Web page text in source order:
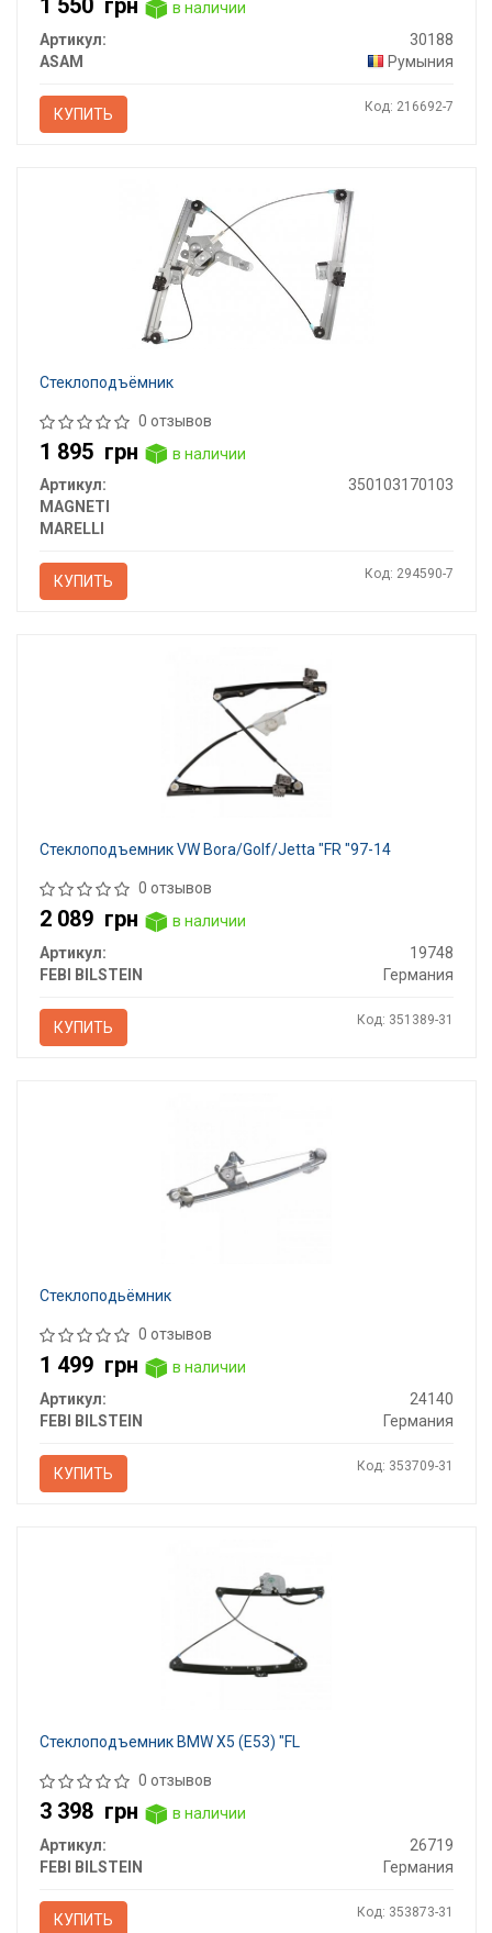
1 550 грн
в наличии
Артикул:
30188
ASAM
Румыния
КУПИТЬ Код: 216692-7
Стеклоподъёмник
0 отзывов
1 895 грн
в наличии
Артикул:
350103170103
MAGNETI
MARELLI
КУПИТЬ Код: 294590-7
Стеклоподъемник VW Bora/Golf/Jetta "FR "97-14
0 отзывов
2 089 грн
в наличии
Артикул:
19748
FEBI BILSTEIN
Германия
КУПИТЬ Код: 351389-31
Стеклоподьёмник
0 отзывов
1 499 грн
в наличии
Артикул:
24140
FEBI BILSTEIN
Германия
КУПИТЬ Код: 353709-31
Стеклоподъемник BMW X5 (E53) "FL
0 отзывов
3 398 грн
в наличии
Артикул:
26719
FEBI BILSTEIN
Германия
КУПИТЬ Код: 353873-31